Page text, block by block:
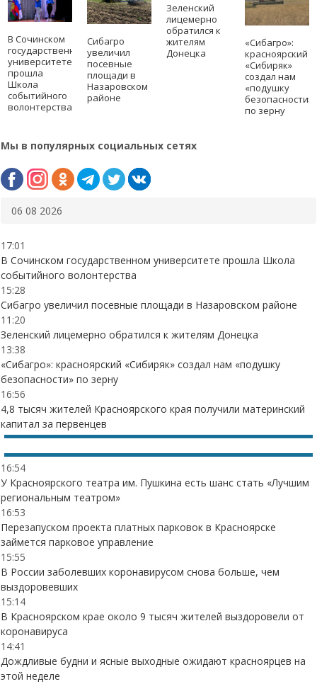
В Сочинском
государственном
университете
прошла
Школа
событийного
волонтерства
Сибагро
увеличил
посевные
площади в
Назаровском
районе
Зеленский
лицемерно
обратился к
жителям
Донецка
«Сибагро»:
красноярский
«Сибиряк»
создал нам
«подушку
безопасности»
по зерну
Мы в популярных социальных сетях
06 08 2026
17:01
В Сочинском государственном университете прошла Школа
событийного волонтерства
15:28
Сибагро увеличил посевные площади в Назаровском районе
11:20
Зеленский лицемерно обратился к жителям Донецка
13:38
«Сибагро»: красноярский «Сибиряк» создал нам «подушку
безопасности» по зерну
16:56
4,8 тысяч жителей Красноярского края получили материнский
капитал за первенцев
16:54
У Красноярского театра им. Пушкина есть шанс стать «Лучшим
региональным театром»
16:53
Перезапуском проекта платных парковок в Красноярске
займется парковое управление
15:55
В России заболевших коронавирусом снова больше, чем
выздоровевших
15:14
В Красноярском крае около 9 тысяч жителей выздоровели от
коронавируса
14:41
Дождливые будни и ясные выходные ожидают красноярцев на
этой неделе